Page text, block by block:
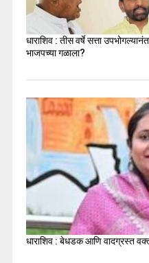
धाराशिव : तीस वर्षे सत्ता
भाजपच्या गळाला?
धाराशिव : बेधडक आणि वादग्रस्त